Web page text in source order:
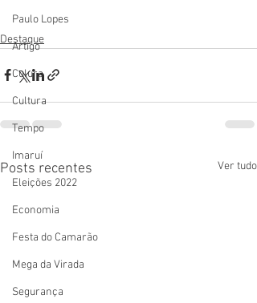
Paulo Lopes
Artigo
Culura
Cultura
Tempo
Imaruí
Eleições 2022
Economia
Festa do Camarão
Mega da Virada
Segurança
Destaque
Posts recentes Ver tudo